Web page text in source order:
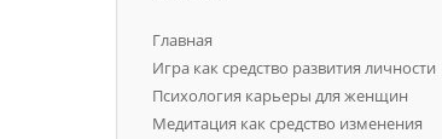
Главная
Игра как средство развития личности
Психология карьеры для женщин
Медитация как средство изменения